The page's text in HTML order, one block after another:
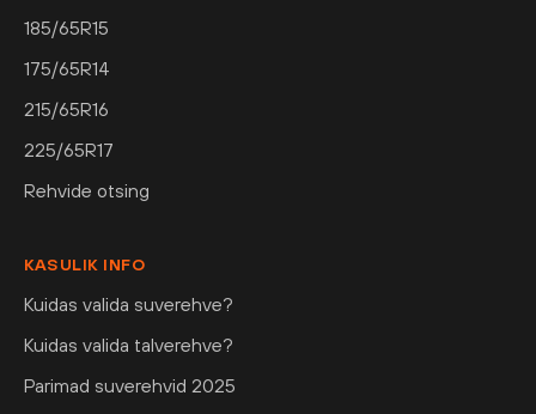
185/65R15
175/65R14
215/65R16
225/65R17
Rehvide otsing
KASULIK INFO
Kuidas valida suverehve?
Kuidas valida talverehve?
Parimad suverehvid 2025